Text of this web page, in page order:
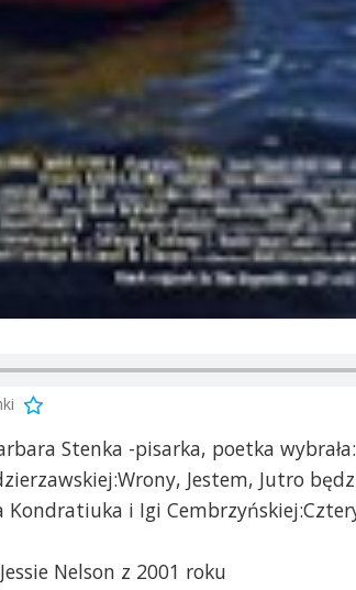
Stenka -pisarka, poetka wybrała:
Jestem, Jutro
i Igi
Nelson z 2001 roku